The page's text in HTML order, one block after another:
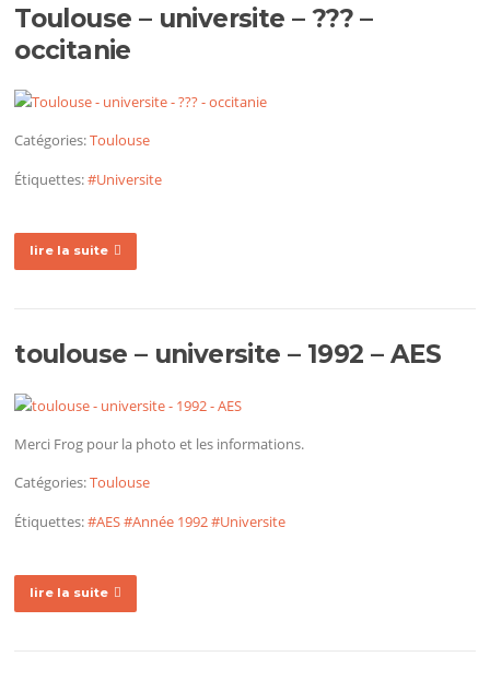
Toulouse – universite – ??? –
occitanie
Catégories:Toulouse
Étiquettes:#Universite
lire la suite
toulouse – universite – 1992 – AES
Merci Frog pour la photo et les informations.
Catégories:Toulouse
Étiquettes:#AES#Année 1992#Universite
lire la suite